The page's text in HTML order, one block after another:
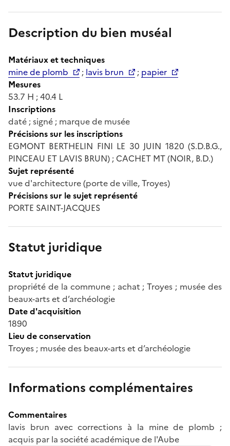
Description du bien muséal
Matériaux et techniques
mine de plomb
; lavis brun ; papier
Mesures
53.7 H ; 40.4 L
Inscriptions
daté ; signé ; marque de musée
Précisions sur les inscriptions
EGMONT BERTHELIN FINI LE 30 JUIN 1820 (S.D.B.G.,
PINCEAU ET LAVIS BRUN) ; CACHET MT (NOIR, B.D.)
Sujet représenté
vue d'architecture (porte de ville, Troyes)
Précisions sur le sujet représenté
PORTE SAINT-JACQUES
Statut juridique
Statut juridique
propriété de la commune ; achat ; Troyes ; musée des
beaux-arts et d’archéologie
Date d'acquisition
1890
Lieu de conservation
Troyes ; musée des beaux-arts et d’archéologie
Informations complémentaires
Commentaires
lavis brun avec corrections à la mine de plomb ;
acquis par la société académique de l'Aube